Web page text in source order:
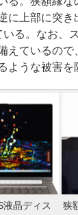
に上部に突
いる。なお、
えているの
ような被害を
液晶ディス
狭